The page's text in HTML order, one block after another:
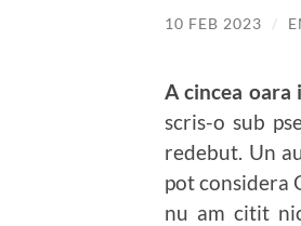
10 FEB 2023 /
A cincea oara
scris-o sub
redebut. Un
pot considera
nu am citit